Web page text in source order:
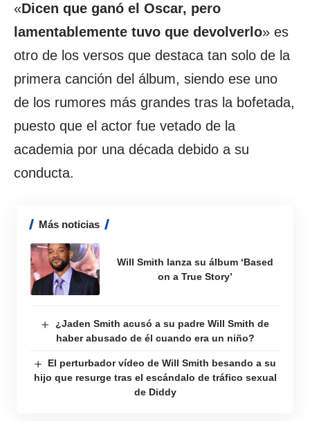
«Dicen que ganó el Oscar, pero
lamentablemente tuvo que devolverlo» es
otro de los versos que destaca tan solo de la
primera canción del álbum, siendo ese uno
de los rumores más grandes tras la bofetada,
puesto que el actor fue vetado de la
academia por una década debido a su
conducta.
Más noticias
Will Smith lanza su álbum ‘Based
on a True Story’
¿Jaden Smith acusó a su padre Will Smith de
haber abusado de él cuando era un niño?
El perturbador vídeo de Will Smith besando a su
hijo que resurge tras el escándalo de tráfico sexual
de Diddy